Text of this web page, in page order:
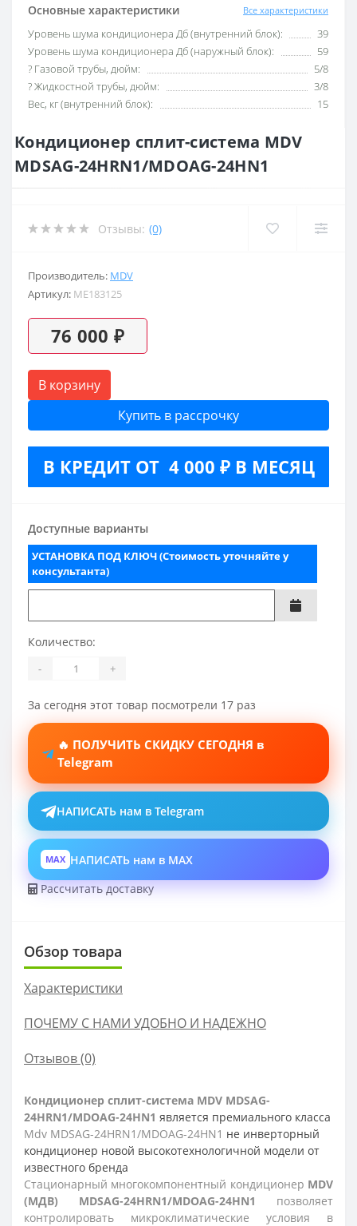
Основные характеристики Все характеристики
Уровень шума кондиционера Дб (внутренний блок):
39
Уровень шума кондиционера Дб (наружный блок):
59
? Газовой трубы, дюйм:
5/8
? Жидкостной трубы, дюйм:
3/8
Вес, кг (внутренний блок):
15
Кондиционер сплит-система MDV
MDSAG-24HRN1/MDOAG-24HN1
Отзывы: (0)
Производитель: MDV
Артикул: ME183125
76 000 ₽
В корзину
Купить в рассрочку
В КРЕДИТ ОТ 4 000 ₽ В МЕСЯЦ
Доступные варианты
УСТАНОВКА ПОД КЛЮЧ (Стоимость уточняйте у
консультанта)
Количество:
- +
За сегодня этот товар посмотрели 17 раз
🔥 ПОЛУЧИТЬ СКИДКУ СЕГОДНЯ в
Telegram
НАПИСАТЬ нам в Telegram
MAX НАПИСАТЬ нам в MAX
Рассчитать доставку
Обзор товара
Характеристики
ПОЧЕМУ С НАМИ УДОБНО И НАДЕЖНО
Отзывов (0)
Кондиционер сплит-система MDV MDSAG-
24HRN1/MDOAG-24HN1 является премиального класса
Mdv MDSAG-24HRN1/MDOAG-24HN1 не инверторный
кондиционер новой высокотехнологичной модели от
известного бренда
Стационарный многокомпонентный кондиционер MDV
(МДВ) MDSAG-24HRN1/MDOAG-24HN1
позволяет
контролировать микроклиматические условия в